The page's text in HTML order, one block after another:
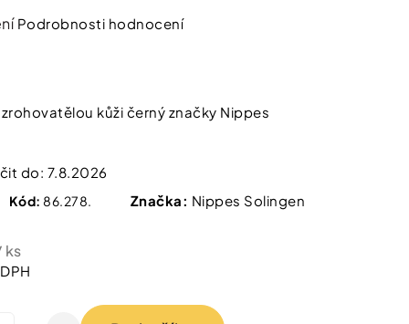
Podrobnosti hodnocení
kůži černý značky Nippes
do: 7.8.2026
Kód: 86.278. Značka: Nippes Solingen
ks
IZOFET SLIM